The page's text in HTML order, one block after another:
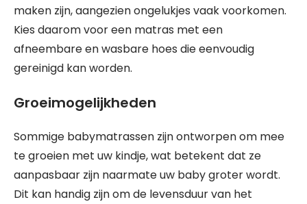
maken zijn, aangezien ongelukjes vaak voorkomen.
Kies daarom voor een matras met een
afneembare en wasbare hoes die eenvoudig
gereinigd kan worden.
Groeimogelijkheden
Sommige babymatrassen zijn ontworpen om mee
te groeien met uw kindje, wat betekent dat ze
aanpasbaar zijn naarmate uw baby groter wordt.
Dit kan handig zijn om de levensduur van het